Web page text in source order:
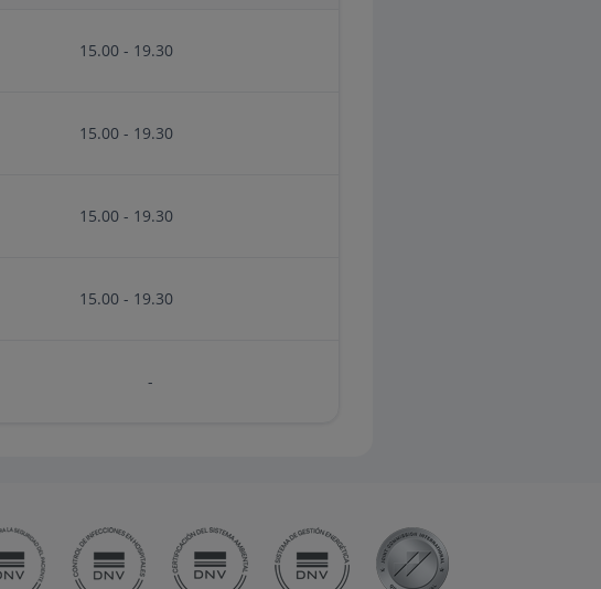
15.00 - 19.30
15.00 - 19.30
15.00 - 19.30
15.00 - 19.30
-